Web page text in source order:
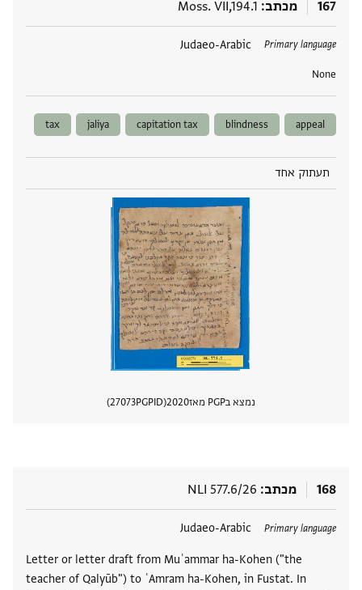
167 מכתב Moss. VII,194.1
Primary language
Judaeo-Arabic
None
תגים
appeal
blindness
capitation tax
jaliya
tax
תעתוק אחד
נמצא בPGP מאז 2020
PGPID
27073
168 מכתב NLI 577.6/26
Primary language
Judaeo-Arabic
Letter or letter draft from Muʿammar ha-Kohen ("the
teacher of Qalyūb") to ʿAmram ha-Kohen, in Fustat. In
תגים